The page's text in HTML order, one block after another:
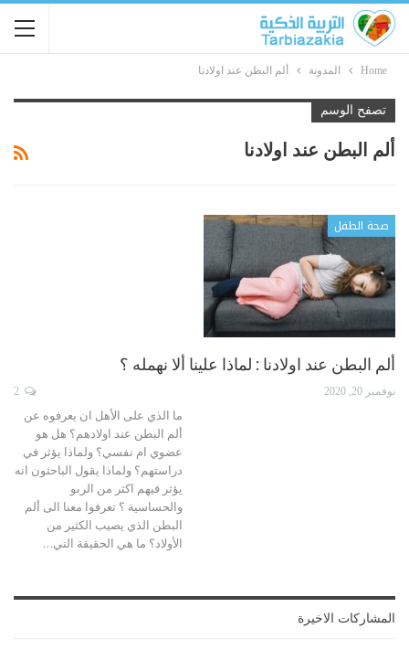
Home المدونة ألم البطن عند اولادنا
تصفح الوسم
ألم البطن عند اولادنا
صحة الطفل
ألم البطن عند اولادنا : لماذا علينا ألا نهمله ؟
نوفمبر 20, 2020
ما الذي على الأهل ان يعرفوه عن
ألم البطن عند اولادهم؟ هل هو
عضوي ام نفسي؟ ولماذا يؤثر في
دراستهم؟ ولماذا يقول الباحثون انه
يؤثر فيهم اكثر من الربو
والحساسية ؟ تعرفوا معنا الى ألم
البطن الذي يصيب الكثير من
الأولاد؟ ما هي الحقيقة التي…
المشاركات الاخيرة